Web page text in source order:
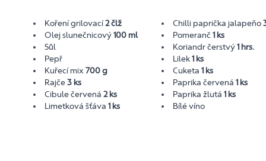
Koření grilovací2 člž
Olej slunečnicový100 ml
Sůl
Pepř
Kuřecí mix700 g
Rajče3 ks
Cibule červená2 ks
Limetková šťáva1 ks
Chilli paprička jalapeňo
Pomeranč1 ks
Koriandr čerstvý1 hrs.
Lilek1 ks
Cuketa1 ks
Paprika červená1 ks
Paprika žlutá1 ks
Bílé víno